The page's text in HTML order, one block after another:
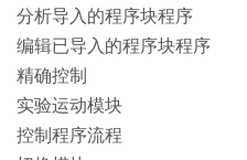
分析导入的程序块程序
编辑已导入的程序块程序
精确控制
实验运动模块
控制程序流程